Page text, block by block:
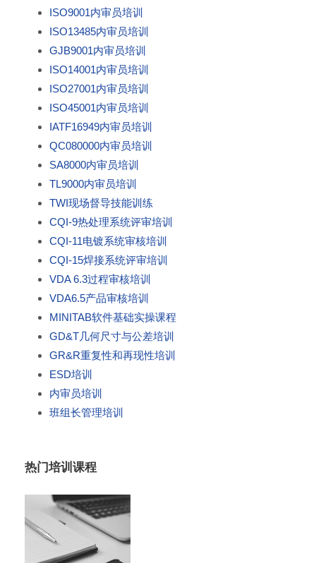
ISO9001内审员培训
ISO13485内审员培训
GJB9001内审员培训
ISO14001内审员培训
ISO27001内审员培训
ISO45001内审员培训
IATF16949内审员培训
QC080000内审员培训
SA8000内审员培训
TL9000内审员培训
TWI现场督导技能训练
CQI-9热处理系统评审培训
CQI-11电镀系统审核培训
CQI-15焊接系统评审培训
VDA 6.3过程审核培训
VDA6.5产品审核培训
MINITAB软件基础实操课程
GD&T几何尺寸与公差培训
GR&R重复性和再现性培训
ESD培训
内审员培训
班组长管理培训
热门培训课程